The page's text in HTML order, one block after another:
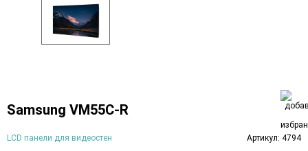
Samsung VM55C-R
LCD панели для видеостен Артикул: 4794